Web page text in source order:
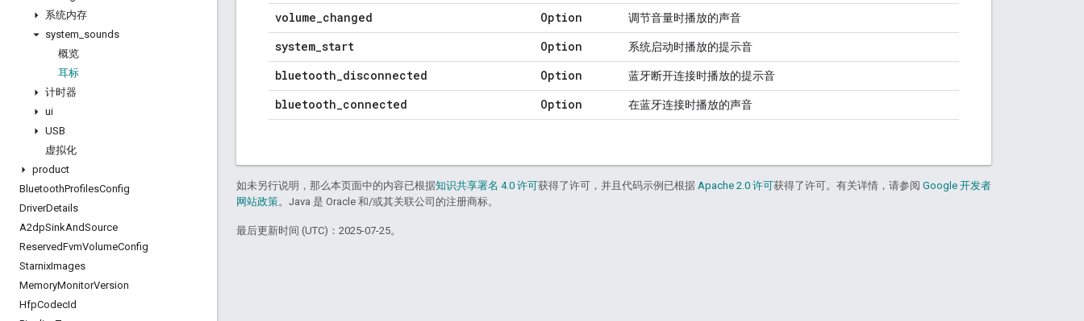
系统内存
system sounds
概览
耳标
计时器
ui
USB
虚拟化
product
BluetoothProfilesConfig
DriverDetails
A2dpSinkAndSource
ReservedFvmVolumeConfig
StarnixImages
MemoryMonitorVersion
HfpCodecId
volume_changed Option 调节音量时播放的声音
system_start Option 系统启动时播放的提示音
bluetooth_disconnected Option 蓝牙断开连接时播放的提示音
bluetooth_connected Option 在蓝牙连接时播放的声音
如未另行说明，那么本页面中的内容已根据知识共享署名 4.0 许可获得了许可，并且代码示例已根据 Apache 2.0 许可获得了许可。有关详情，请参阅 Google 开发者
网站政策。Java 是 Oracle 和/或其关联公司的注册商标。
最后更新时间 (UTC)：2025-07-25。